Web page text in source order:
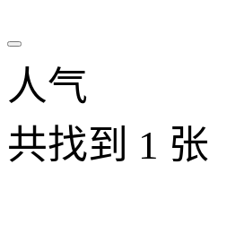
人气
共找到 1 张